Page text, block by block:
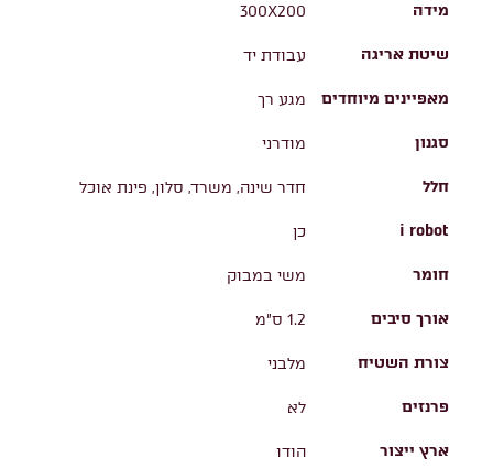
מידה 300X200
שיטת אריגה עבודת יד
מאפיינים מיוחדים מגע רך
סגנון מודרני
חלל חדר שינה, משרד, סלון, פינת אוכל
i robot כן
חומר משי במבוק
אורך סיבים 1.2 ס"מ
צורת השטיח מלבני
פרנזים לא
ארץ ייצור הודו